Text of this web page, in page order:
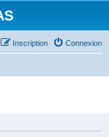
Connexion
Inscription